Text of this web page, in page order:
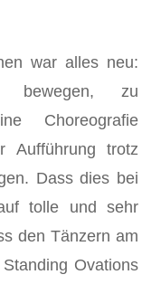
war alles neu:
zu
Choreografie
trotz
Dass dies bei
tolle und sehr
den Tänzern am
Ovations